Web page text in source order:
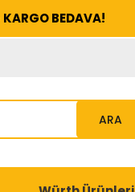
KARGO BEDAVA!
ARA